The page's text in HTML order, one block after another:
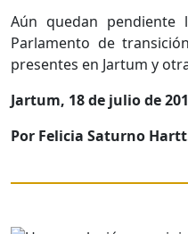
Aún quedan
Parlamento de
presentes en Jartum y
Jartum, 18 de julio de
Por Felicia Saturno